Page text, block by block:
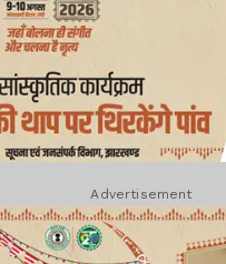
Advertisement